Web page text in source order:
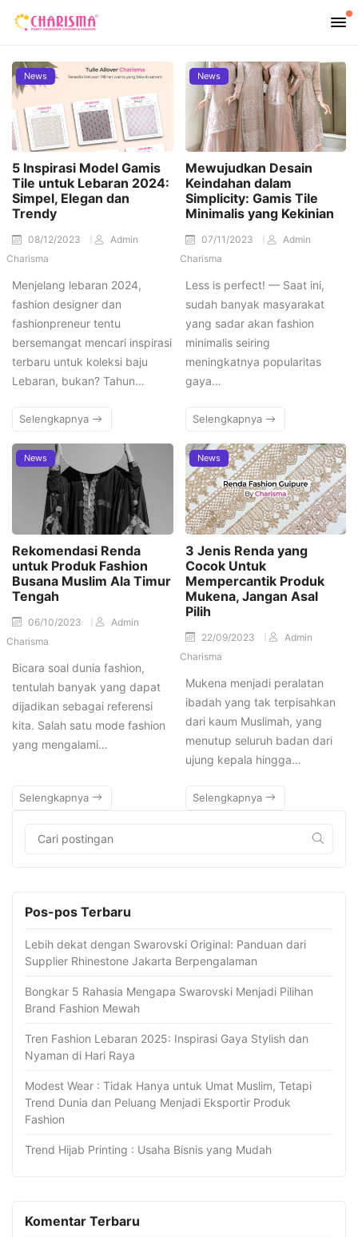
News
5 Inspirasi Model Gamis
Tile untuk Lebaran 2024:
Simpel, Elegan dan
Trendy
08/12/2023
Admin
Charisma
Menjelang lebaran 2024,
fashion designer dan
fashionpreneur tentu
bersemangat mencari inspirasi
terbaru untuk koleksi baju
Lebaran, bukan? Tahun…
Selengkapnya
News
Mewujudkan Desain
Keindahan dalam
Simplicity: Gamis Tile
Minimalis yang Kekinian
07/11/2023
Admin
Charisma
Less is perfect! — Saat ini,
sudah banyak masyarakat
yang sadar akan fashion
minimalis seiring
meningkatnya popularitas
gaya…
Selengkapnya
News
Rekomendasi Renda
untuk Produk Fashion
Busana Muslim Ala Timur
Tengah
06/10/2023
Admin
Charisma
Bicara soal dunia fashion,
tentulah banyak yang dapat
dijadikan sebagai referensi
kita. Salah satu mode fashion
yang mengalami…
Selengkapnya
News
3 Jenis Renda yang
Cocok Untuk
Mempercantik Produk
Mukena, Jangan Asal
Pilih
22/09/2023
Admin
Charisma
Mukena menjadi peralatan
ibadah yang tak terpisahkan
dari kaum Muslimah, yang
menutup seluruh badan dari
ujung kepala hingga…
Selengkapnya
Pos-pos Terbaru
Lebih dekat dengan Swarovski Original: Panduan dari
Supplier Rhinestone Jakarta Berpengalaman
Bongkar 5 Rahasia Mengapa Swarovski Menjadi Pilihan
Brand Fashion Mewah
Tren Fashion Lebaran 2025: Inspirasi Gaya Stylish dan
Nyaman di Hari Raya
Modest Wear : Tidak Hanya untuk Umat Muslim, Tetapi
Trend Dunia dan Peluang Menjadi Eksportir Produk
Fashion
Trend Hijab Printing : Usaha Bisnis yang Mudah
Komentar Terbaru